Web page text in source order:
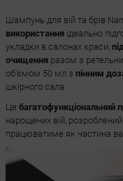
Шампунь для вій та брів
використанняідеально
укладки в салонах краси,
очищенняразом з
об'ємом 50 мл з пінним
шкірного сала.
Це багатофункціональний
нарощених вій,
працюватиме як частина